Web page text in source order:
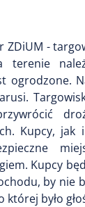
ZDiUM -
terenie
ogrodzone.
Kupcy,
Kupcy
by nie
której było